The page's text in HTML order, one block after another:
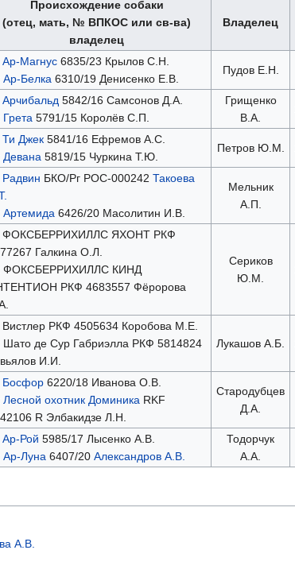
Происхождение собаки
(отец, мать, № ВПКОС или св-ва)
владелец
Владелец
Ар-Магнус6835/23 Крылов С.Н.
Ар-Белка 6310/19 Денисенко Е.В.
Пудов Е.Н.
Арчибальд 5842/16 Самсонов Д.А.
Грета 5791/15 Королëв С.П.
Грищенко
В.А.
Ти Джек5841/16 Ефремов А.С.
Девана 5819/15 Чуркина Т.Ю.
Петров Ю.М.
Радвин БКО/Рг РОС-000242 Такоева
Артемида 6426/20 Масолитин И.В.
Мельник
А.П.
ФОКСБЕРРИХИЛЛС ЯХОНТ РКФ
Галкина О.Л.
ФОКСБЕРРИХИЛЛС КИНД
РКФ 4683557 Фёророва
Сериков
Ю.М.
РКФ 4505634 Коробова М.Е.
де Сур Габриэлла РКФ 5814824
И.И.
Лукашов А.Б.
Босфор 6220/18 Иванова О.В.
Лесной охотник Доминика RKF
R Элбакидзе Л.Н.
Стародубцев
Д.А.
Ар-Рой 5985/17 Лысенко А.В.
Ар-Луна 6407/20 Александров А.В.
Тодорчук
А.А.
А.В.